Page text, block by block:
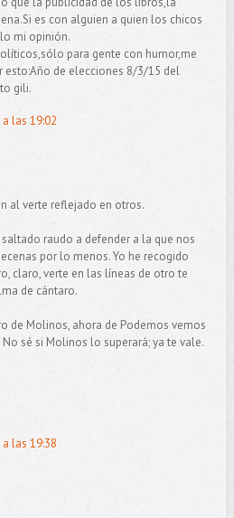
es con alguien a quien los chicos
mi opinión.
para gente con humor,me
esto:Año de elecciones 8/3/15 del
gili.
las 19:02
al verte reflejado en otros.
saltado raudo a defender a la que nos
por lo menos. Yo he recogido
claro, verte en las líneas de otro te
de cántaro.
de Molinos, ahora de Podemos vemos
sé si Molinos lo superará; ya te vale.
las 19:38